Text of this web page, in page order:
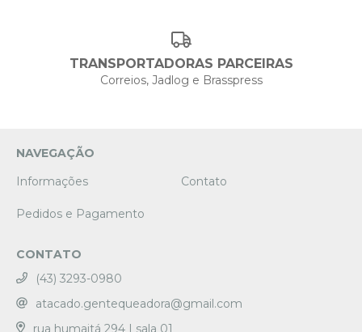
TRANSPORTADORAS PARCEIRAS
Correios, Jadlog e Brasspress
NAVEGAÇÃO
Informações
Contato
Pedidos e Pagamento
CONTATO
(43) 3293-0980
atacado.gentequeadora@gmail.com
rua humaitá 294 | sala 01